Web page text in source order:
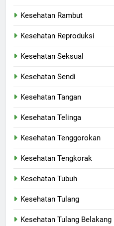
Kesehatan Rambut
Kesehatan Reproduksi
Kesehatan Seksual
Kesehatan Sendi
Kesehatan Tangan
Kesehatan Telinga
Kesehatan Tenggorokan
Kesehatan Tengkorak
Kesehatan Tubuh
Kesehatan Tulang
Kesehatan Tulang Belakang